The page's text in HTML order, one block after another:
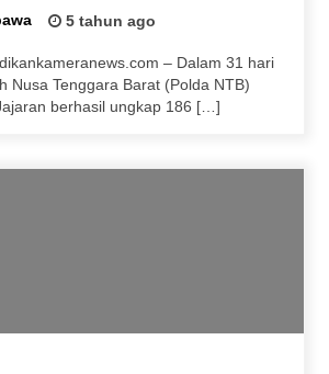
Menyapa”, Satlantas Polres
Wujudkan Pelayanan
5 tahun ago
– Dalam 31 hari
Nusa Tenggara Barat (Polda NTB)
berhasil ungkap 186 […]